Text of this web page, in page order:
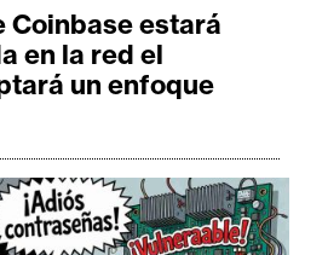
Coinbase estará
en la red el
un enfoque